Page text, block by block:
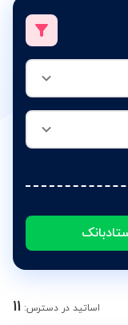
اساتید در دسترس: 11